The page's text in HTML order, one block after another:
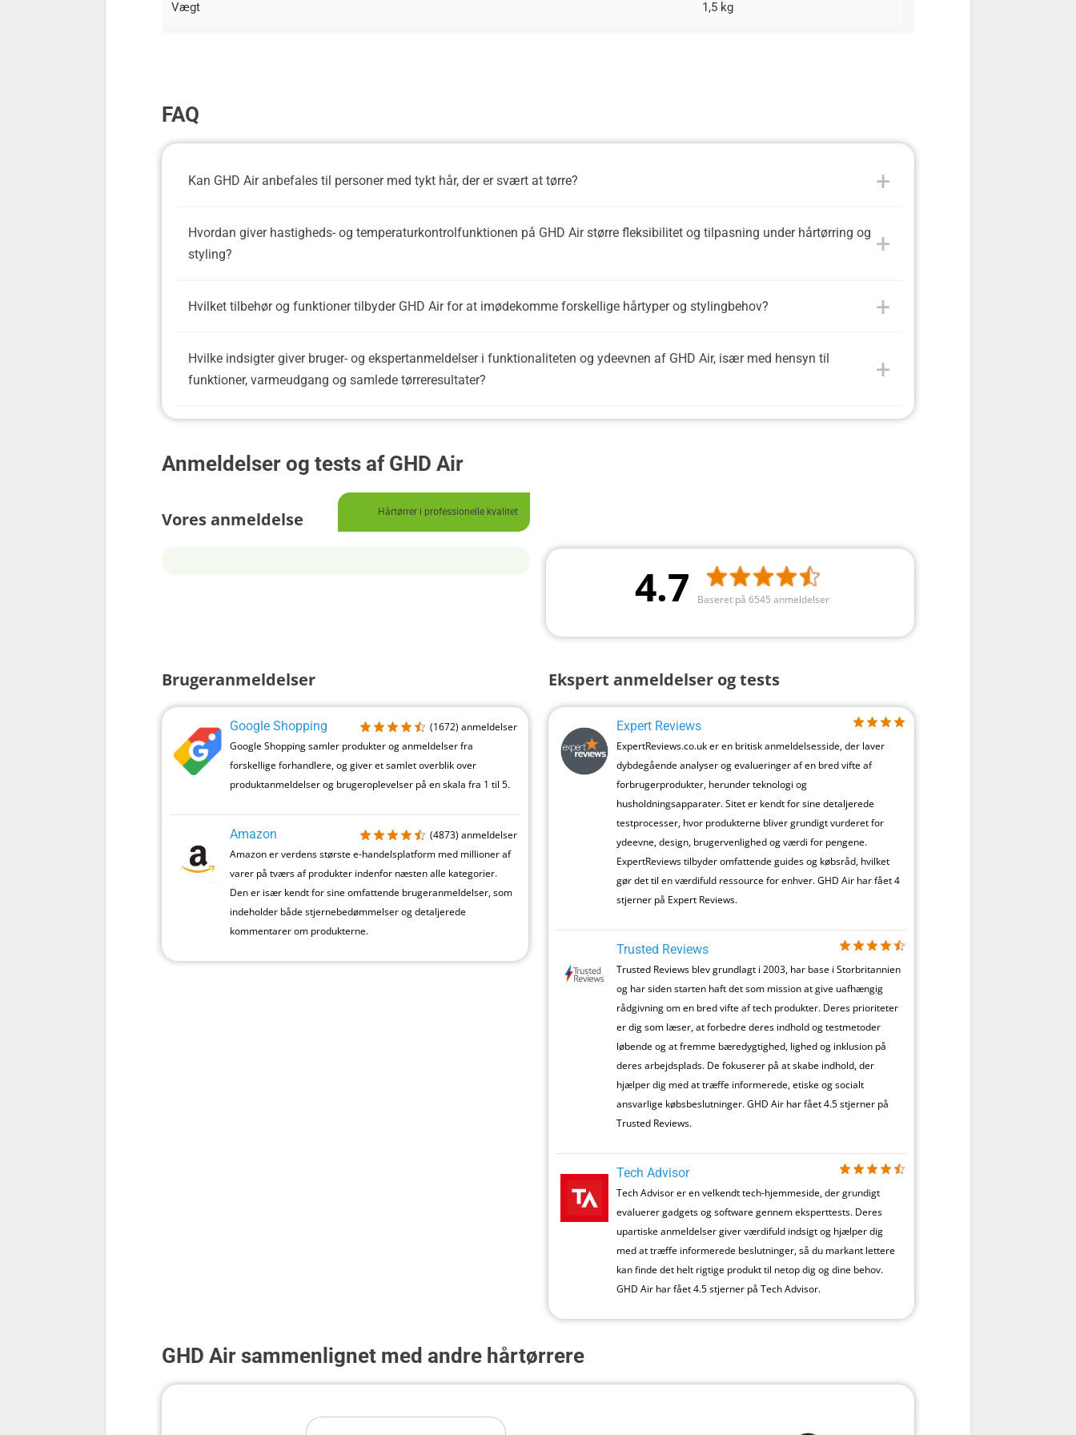
Vægt 1,5 kg
FAQ
Kan GHD Air anbefales til personer med tykt hår, der er svært at tørre?
Hvordan giver hastigheds- og temperaturkontrolfunktionen på GHD Air større fleksibilitet og tilpasning under hårtørring og
styling?
Hvilket tilbehør og funktioner tilbyder GHD Air for at imødekomme forskellige hårtyper og stylingbehov?
Hvilke indsigter giver bruger- og ekspertanmeldelser i funktionaliteten og ydeevnen af GHD Air, især med hensyn til
funktioner, varmeudgang og samlede tørreresultater?
Anmeldelser og tests af GHD Air
Vores anmeldelse Hårtørrer i professionelle kvalitet
4.7 Baseret på 6545 anmeldelser
Brugeranmeldelser
Google Shopping (1672) anmeldelser
Google Shopping samler produkter og anmeldelser fra
forskellige forhandlere, og giver et samlet overblik over
produktanmeldelser og brugeroplevelser på en skala fra 1 til 5.
Amazon (4873) anmeldelser
Amazon er verdens største e-handelsplatform med millioner af
varer på tværs af produkter indenfor næsten alle kategorier.
Den er især kendt for sine omfattende brugeranmeldelser, som
indeholder både stjernebedømmelser og detaljerede
kommentarer om produkterne.
Ekspert anmeldelser og tests
Expert Reviews
ExpertReviews.co.uk er en britisk anmeldelsesside, der laver
dybdegående analyser og evalueringer af en bred vifte af
forbrugerprodukter, herunder teknologi og
husholdningsapparater. Sitet er kendt for sine detaljerede
testprocesser, hvor produkterne bliver grundigt vurderet for
ydeevne, design, brugervenlighed og værdi for pengene.
ExpertReviews tilbyder omfattende guides og købsråd, hvilket
gør det til en værdifuld ressource for enhver. GHD Air har fået 4
stjerner på Expert Reviews.
Trusted Reviews
Trusted Reviews blev grundlagt i 2003, har base i Storbritannien
og har siden starten haft det som mission at give uafhængig
rådgivning om en bred vifte af tech produkter. Deres prioriteter
er dig som læser, at forbedre deres indhold og testmetoder
løbende og at fremme bæredygtighed, lighed og inklusion på
deres arbejdsplads. De fokuserer på at skabe indhold, der
hjælper dig med at træffe informerede, etiske og socialt
ansvarlige købsbeslutninger. GHD Air har fået 4.5 stjerner på
Trusted Reviews.
Tech Advisor
Tech Advisor er en velkendt tech-hjemmeside, der grundigt
evaluerer gadgets og software gennem eksperttests. Deres
upartiske anmeldelser giver værdifuld indsigt og hjælper dig
med at træffe informerede beslutninger, så du markant lettere
kan finde det helt rigtige produkt til netop dig og dine behov.
GHD Air har fået 4.5 stjerner på Tech Advisor.
GHD Air sammenlignet med andre hårtørrere